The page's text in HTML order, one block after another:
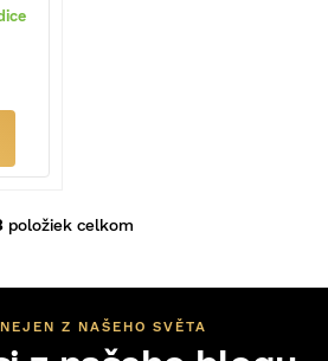
O
d
položiek celkom
Z NAŠEHO SVĚTA